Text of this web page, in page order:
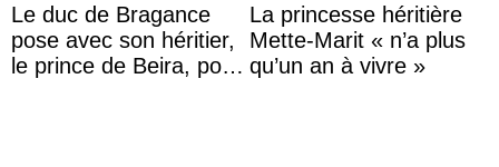
Le duc de Bragance
pose avec son héritier,
le prince de Beira, pour
La princesse héritière
Mette-Marit « n’a plus
qu’un an à vivre »